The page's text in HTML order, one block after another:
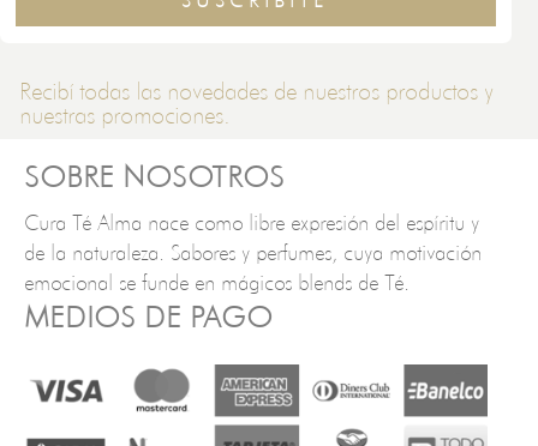
Recibí todas las novedades de nuestros productos y
nuestras promociones.
SOBRE NOSOTROS
Cura Té Alma nace como libre expresión del espíritu y
de la naturaleza. Sabores y perfumes, cuya motivación
emocional se funde en mágicos blends de Té.
MEDIOS DE PAGO